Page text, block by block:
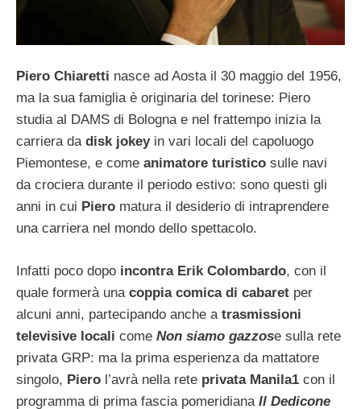
Piero Chiaretti nasce ad Aosta il 30 maggio del 1956,
ma la sua famiglia è originaria del torinese: Piero
studia al DAMS di Bologna e nel frattempo inizia la
carriera da disk jokey in vari locali del capoluogo
Piemontese, e come animatore turistico sulle navi
da crociera durante il periodo estivo: sono questi gli
anni in cui Piero matura il desiderio di intraprendere
una carriera nel mondo dello spettacolo.
Infatti poco dopo incontra Erik Colombardo, con il
quale formerà una coppia comica di cabaret per
alcuni anni, partecipando anche a trasmissioni
televisive locali come Non siamo gazzose sulla rete
privata GRP: ma la prima esperienza da mattatore
singolo, Piero l’avrà nella rete privata Manila1 con il
programma di prima fascia pomeridiana Il Dedicone